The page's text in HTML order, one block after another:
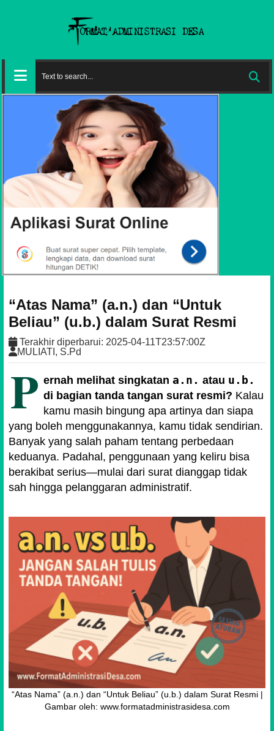
“Atas Nama” (a.n.) dan “Untuk
Beliau” (u.b.) dalam Surat Resmi
Terakhir diperbarui: 2025-04-11T23:57:00Z
MULIATI, S.Pd
P ernah melihat singkatan a.n. atau u.b.
di bagian tanda tangan surat resmi? Kalau
kamu masih bingung apa artinya dan siapa
yang boleh menggunakannya, kamu tidak sendirian.
Banyak yang salah paham tentang perbedaan
keduanya. Padahal, penggunaan yang keliru bisa
berakibat serius—mulai dari surat dianggap tidak
sah hingga pelanggaran administratif.
“Atas Nama” (a.n.) dan “Untuk Beliau” (u.b.) dalam Surat Resmi |
Gambar oleh: www.formatadministrasidesa.com